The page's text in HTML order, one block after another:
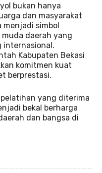
bukan hanya
dan masyarakat
menjadi simbol
daerah yang
internasional.
Kabupaten Bekasi
komitmen kuat
berprestasi.
yang diterima
bekal berharga
dan bangsa di